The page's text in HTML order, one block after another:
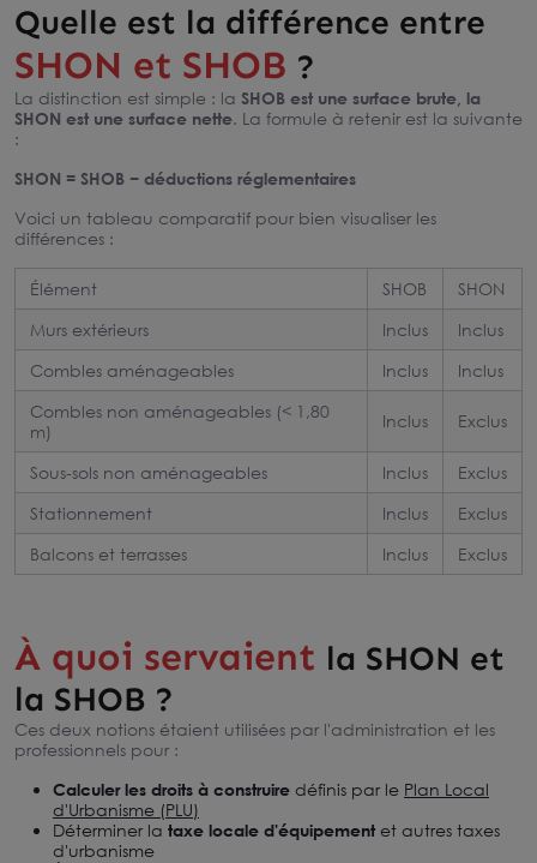
Quelle est la différence entre
SHON et SHOB ?
La distinction est simple : la SHOB est une surface brute, la
SHON est une surface nette. La formule à retenir est la suivante
:
SHON = SHOB − déductions réglementaires
Voici un tableau comparatif pour bien visualiser les
différences :
Élément SHOB
SHON
Murs extérieurs
Inclus
Inclus
Combles aménageables
Inclus
Inclus
Combles non aménageables (< 1,80
m)
Inclus Exclus
Sous-sols non aménageables Inclus
Exclus
Stationnement
Inclus
Exclus
Balcons et terrasses
Inclus Exclus
À quoi servaient la SHON et
la SHOB ?
Ces deux notions étaient utilisées par l'administration et les
professionnels pour :
Calculer les droits à construire définis par le Plan Local
d'Urbanisme (PLU)
Déterminer la taxe locale d'équipement et autres taxes
d'urbanisme